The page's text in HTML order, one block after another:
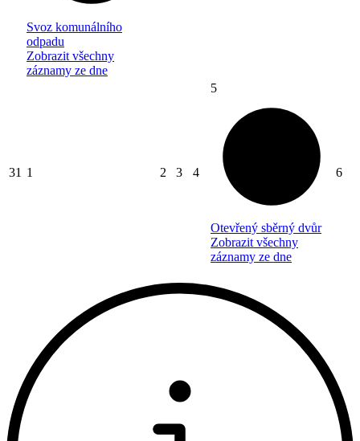
Svoz komunálního
odpadu
Zobrazit všechny
záznamy ze dne
31 1 2 3 4
5
Otevřený sběrný dvůr
Zobrazit všechny
záznamy ze dne
6